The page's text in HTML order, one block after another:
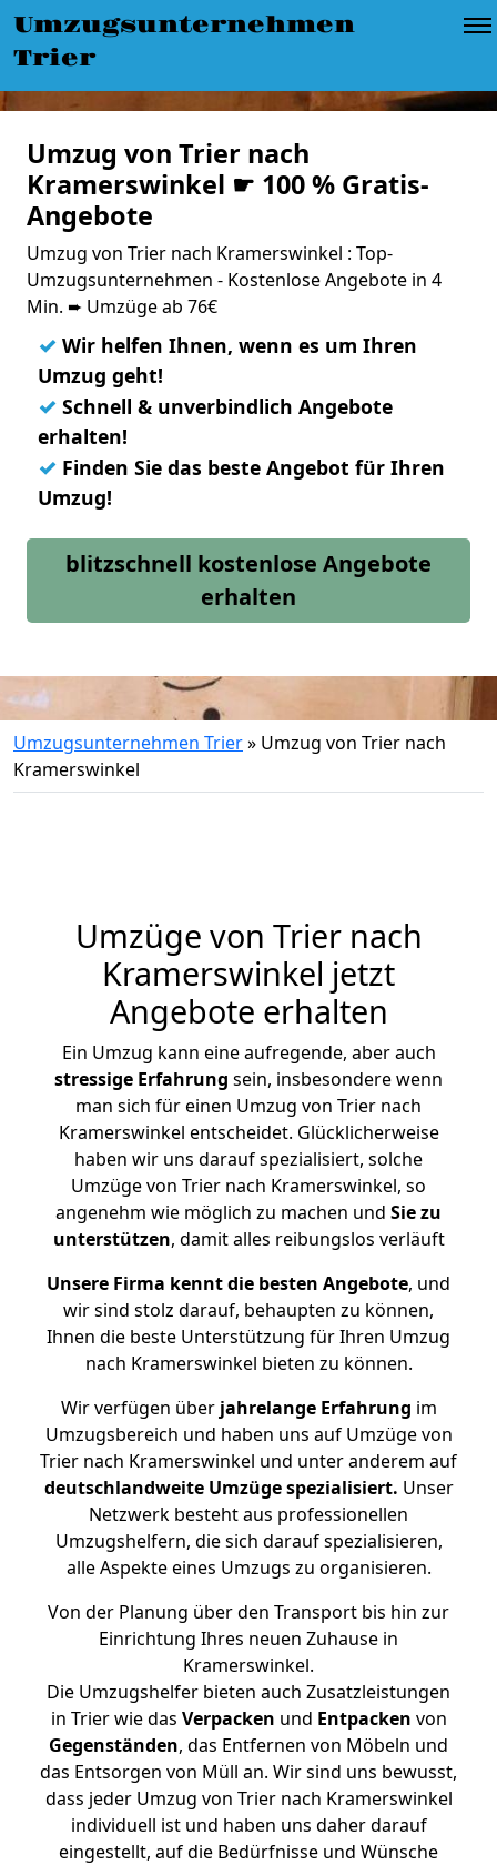
Umzugsunternehmen
Trier
Umzug von Trier nach
Kramerswinkel ☛ 100 % Gratis-
Angebote
Umzug von Trier nach Kramerswinkel : Top-
Umzugsunternehmen - Kostenlose Angebote in 4
Min. ➨ Umzüge ab 76€
✓ Wir helfen Ihnen, wenn es um Ihren
Umzug geht!
✓ Schnell & unverbindlich Angebote
erhalten!
✓ Finden Sie das beste Angebot für Ihren
Umzug!
blitzschnell kostenlose Angebote
erhalten
Umzugsunternehmen Trier» Umzug von Trier nach
Kramerswinkel
Umzüge von Trier nach
Kramerswinkel jetzt
Angebote erhalten
Ein Umzug kann eine aufregende, aber auch
stressige Erfahrung sein, insbesondere wenn
man sich für einen Umzug von Trier nach
Kramerswinkel entscheidet. Glücklicherweise
haben wir uns darauf spezialisiert, solche
Umzüge von Trier nach Kramerswinkel, so
angenehm wie möglich zu machen und Sie zu
unterstützen, damit alles reibungslos verläuft
Unsere Firma kennt die besten Angebote, und
wir sind stolz darauf, behaupten zu können,
Ihnen die beste Unterstützung für Ihren Umzug
nach Kramerswinkel bieten zu können.
Wir verfügen überjahrelange Erfahrung im
Umzugsbereich und haben uns auf Umzüge von
Trier nach Kramerswinkel und unter anderem auf
deutschlandweite Umzüge spezialisiert. Unser
Netzwerk besteht aus professionellen
Umzugshelfern, die sich darauf spezialisieren,
alle Aspekte eines Umzugs zu organisieren.
Von der Planung über den Transport bis hin zur
Einrichtung Ihres neuen Zuhause in
Kramerswinkel.
Die Umzugshelfer bieten auch Zusatzleistungen
in Trier wie das Verpacken und Entpacken von
Gegenständen, das Entfernen von Möbeln und
das Entsorgen von Müll an. Wir sind uns bewusst,
dass jeder Umzug von Trier nach Kramerswinkel
individuell ist und haben uns daher darauf
eingestellt, auf die Bedürfnisse und Wünsche